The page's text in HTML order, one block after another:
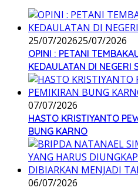
25/07/202625/07/2026
OPINI : PETANI
KEDAULATAN DI NEGERI
07/07/2026
HASTO KRISTIYANTO
BUNG KARNO
06/07/2026